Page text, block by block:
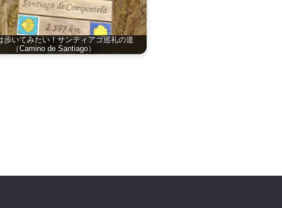
歩いてみたい！サンティアゴ巡礼の道
（Camino de Santiago）